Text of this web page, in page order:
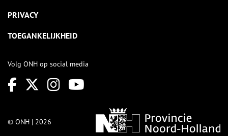
PRIVACY
TOEGANKELIJKHEID
Volg ONH op social media
© ONH | 2026